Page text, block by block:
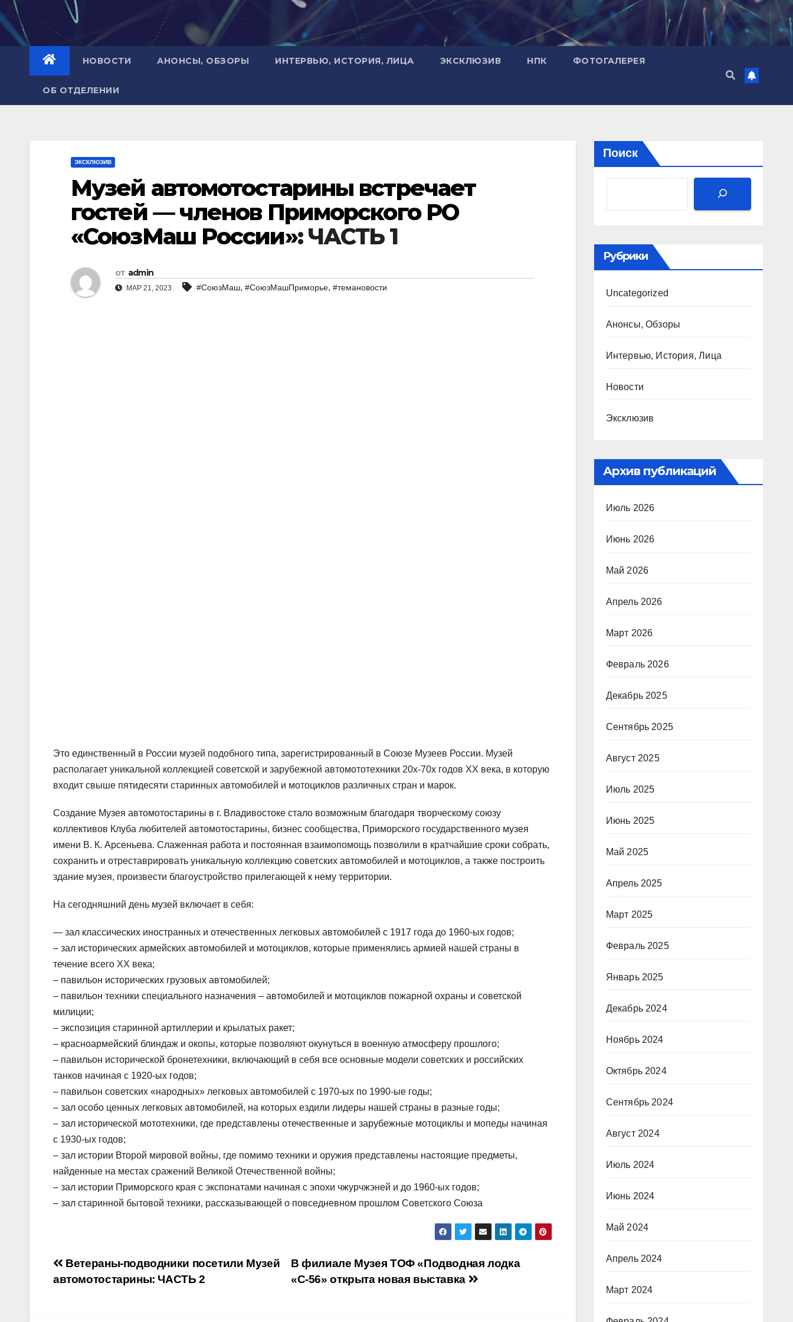
НОВОСТИ АНОНСЫ, ОБЗОРЫ ИНТЕРВЬЮ, ИСТОРИЯ, ЛИЦА ЭКСКЛЮЗИВ НПК ФОТОГАЛЕРЕЯ
ОБ ОТДЕЛЕНИИ
ЭКСКЛЮЗИВ
Музей автомотостарины встречает
гостей — членов Приморского РО
«СоюзМаш России»: ЧАСТЬ 1
от admin
МАР 21, 2023 #СоюзМаш, #СоюзМашПриморье, #темановости
Это единственный в России музей подобного типа, зарегистрированный в Союзе Музеев России. Музей
располагает уникальной коллекцией советской и зарубежной автомототехники 20х-70х годов ХХ века, в которую
входит свыше пятидесяти старинных автомобилей и мотоциклов различных стран и марок.
Создание Музея автомотостарины в г. Владивостоке стало возможным благодаря творческому союзу
коллективов Клуба любителей автомотостарины, бизнес сообщества, Приморского государственного музея
имени В. К. Арсеньева. Слаженная работа и постоянная взаимопомощь позволили в кратчайшие сроки собрать,
сохранить и отреставрировать уникальную коллекцию советских автомобилей и мотоциклов, а также построить
здание музея, произвести благоустройство прилегающей к нему территории.
На сегодняшний день музей включает в себя:
— зал классических иностранных и отечественных легковых автомобилей с 1917 года до 1960-ых годов;
– зал исторических армейских автомобилей и мотоциклов, которые применялись армией нашей страны в
течение всего ХХ века;
– павильон исторических грузовых автомобилей;
– павильон техники специального назначения – автомобилей и мотоциклов пожарной охраны и советской
милиции;
– экспозиция старинной артиллерии и крылатых ракет;
– красноармейский блиндаж и окопы, которые позволяют окунуться в военную атмосферу прошлого;
– павильон исторической бронетехники, включающий в себя все основные модели советских и российских
танков начиная с 1920-ых годов;
– павильон советских «народных» легковых автомобилей с 1970-ых по 1990-ые годы;
– зал особо ценных легковых автомобилей, на которых ездили лидеры нашей страны в разные годы;
– зал исторической мототехники, где представлены отечественные и зарубежные мотоциклы и мопеды начиная
с 1930-ых годов;
– зал истории Второй мировой войны, где помимо техники и оружия представлены настоящие предметы,
найденные на местах сражений Великой Отечественной войны;
– зал истории Приморского края с экспонатами начиная с эпохи чжурчжэней и до 1960-ых годов;
– зал старинной бытовой техники, рассказывающей о повседневном прошлом Советского Союза
Навигация
В филиале Музея ТОФ «Подводная лодка
«С-56» открыта новая выставка
Ветераны-подводники посетили Музей
автомотостарины: ЧАСТЬ 2
Поиск
Рубрики
Uncategorized
Анонсы, Обзоры
Интервью, История, Лица
Новости
Эксклюзив
Архив публикаций
Июль 2026
Июнь 2026
Май 2026
Апрель 2026
Март 2026
Февраль 2026
Декабрь 2025
Сентябрь 2025
Август 2025
Июль 2025
Июнь 2025
Май 2025
Апрель 2025
Март 2025
Февраль 2025
Январь 2025
Декабрь 2024
Ноябрь 2024
Октябрь 2024
Сентябрь 2024
Август 2024
Июль 2024
Июнь 2024
Май 2024
Апрель 2024
Март 2024